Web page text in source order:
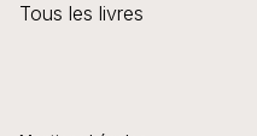
Tous les livres